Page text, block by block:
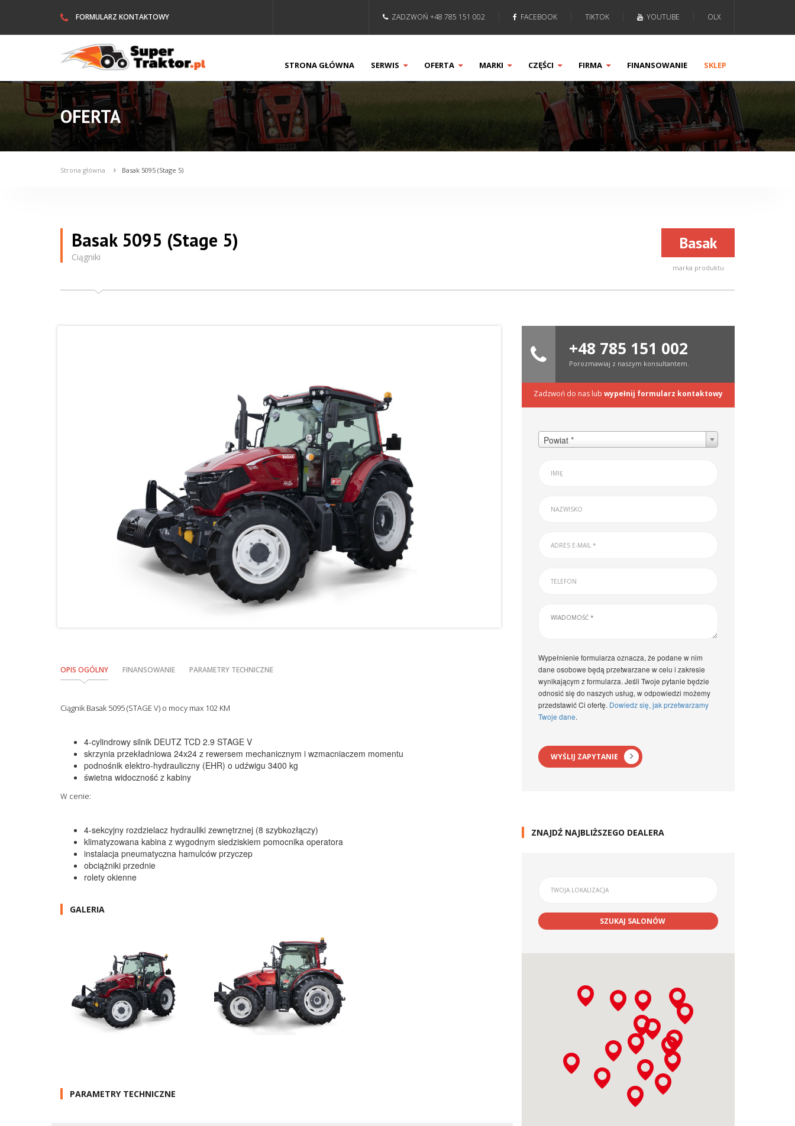
FORMULARZ KONTAKTOWY OLX
YOUTUBE
TIKTOK
FACEBOOK
ZADZWOŃ +48 785 151 002
STRONA GŁÓWNA SERWIS OFERTA MARKI CZĘŚCI FIRMA FINANSOWANIE SKLEP
OFERTA
Strona główna Basak 5095 (Stage 5)
Basak 5095 (Stage 5)
Ciągniki
Basak
marka produktu
OPIS OGÓLNY FINANSOWANIE PARAMETRY TECHNICZNE
Ciągnik Basak 5095 (STAGE V) o mocy max 102 KM
4-cylindrowy silnik DEUTZ TCD 2.9 STAGE V
skrzynia przekładniowa 24x24 z rewersem mechanicznym i wzmacniaczem momentu
podnośnik elektro-hydrauliczny (EHR) o udźwigu 3400 kg
świetna widoczność z kabiny
W cenie:
4-sekcyjny rozdzielacz hydrauliki zewnętrznej (8 szybkozłączy)
klimatyzowana kabina z wygodnym siedziskiem pomocnika operatora
instalacja pneumatyczna hamulców przyczep
obciążniki przednie
rolety okienne
GALERIA
PARAMETRY TECHNICZNE
+48 785 151 002
Porozmawiaj z naszym konsultantem.
Zadzwoń do nas lub wypełnij formularz kontaktowy
Powiat *
Wypełnienie formularza oznacza, że podane w nim
dane osobowe będą przetwarzane w celu i zakresie
wynikającym z formularza. Jeśli Twoje pytanie będzie
odnosić się do naszych usług, w odpowiedzi możemy
przedstawić Ci ofertę. Dowiedz się, jak przetwarzamy
Twoje dane.
WYŚLIJ ZAPYTANIE
ZNAJDŹ NAJBLIŻSZEGO DEALERA
SZUKAJ SALONÓW